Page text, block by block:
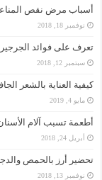
أسباب مرض نقص
نوفمبر 18, 2018
تعرف على فوائد الجرجير
سبتمبر 12, 2018
كيفية العناية بالشعر
مايو 4, 2019
أطعمة تسبب آلام
أبريل 24, 2018
تحضير أرز بالحمص
نوفمبر 13, 2018